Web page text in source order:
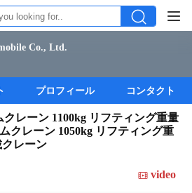
Co., Ltd.
プロフィール コンタクト
レーン 1100kg リフティング重量
クレーン 1050kg リフティング重
レーン
video